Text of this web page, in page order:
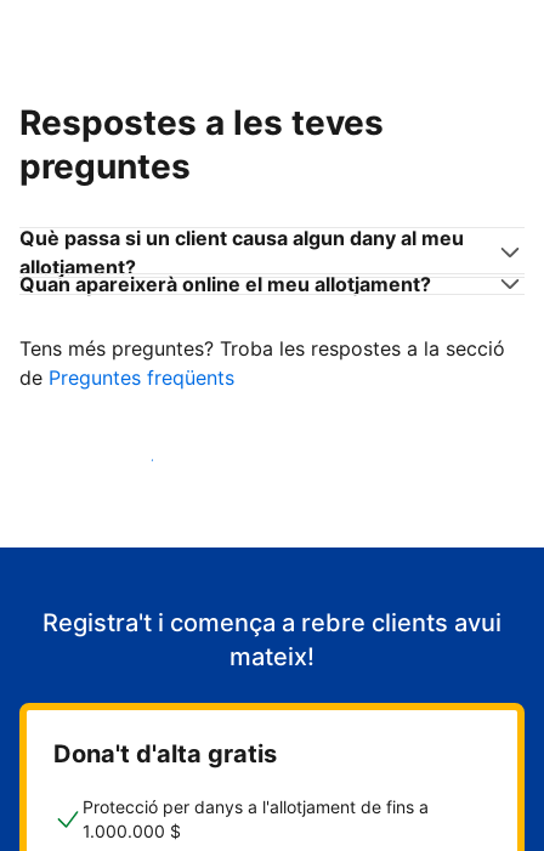
Respostes a les teves
preguntes
Què passa si un client causa algun dany al meu
allotjament?
Quan apareixerà online el meu allotjament?
Tens més preguntes? Troba les respostes a la secció
de Preguntes freqüents
Comença a rebre clients
Registra't i comença a rebre clients avui
mateix!
Dona't d'alta gratis
Protecció per danys a l'allotjament de fins a
1.000.000 $